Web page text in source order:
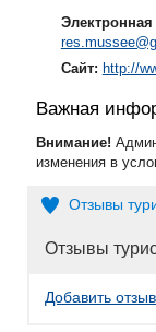
Электронная
Сайт: http://
Важная
Внимание!
изменения в
Отзывы
Отзывы
Добавить отзыв